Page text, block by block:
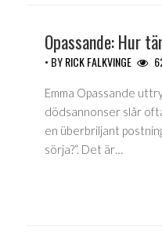
Opassande: Hur
• BYRICK FALKVINGE
Emma Opassande
dödsannonser slår
en überbriljant
sörja?“. Det är…